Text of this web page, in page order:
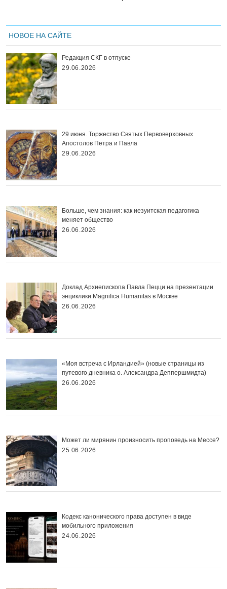
НОВОЕ НА САЙТЕ
Редакция СКГ в отпуске
29.06.2026
29 июня. Торжество Святых Первоверховных
Апостолов Петра и Павла
29.06.2026
Больше, чем знания: как иезуитская педагогика
меняет общество
26.06.2026
Доклад Архиепископа Павла Пецци на презентации
энциклики Magnifica Нumanitas в Москве
26.06.2026
«Моя встреча с Ирландией» (новые страницы из
путевого дневника о. Александра Деппершмидта)
26.06.2026
Может ли мирянин произносить проповедь на Мессе?
25.06.2026
Кодекс канонического права доступен в виде
мобильного приложения
24.06.2026